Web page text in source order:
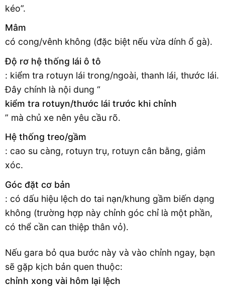
kéo”.
Mâm
có cong/vênh không (đặc biệt nếu vừa dính ổ gà).
Độ rơ hệ thống lái ô tô
: kiểm tra rotuyn lái trong/ngoài, thanh lái, thước lái.
Đây chính là nội dung “
kiểm tra rotuyn/thước lái trước khi chỉnh
” mà chủ xe nên yêu cầu rõ.
Hệ thống treo/gầm
: cao su càng, rotuyn trụ, rotuyn cân bằng, giảm
xóc.
Góc đặt cơ bản
: có dấu hiệu lệch do tai nạn/khung gầm biến dạng
không (trường hợp này chỉnh góc chỉ là một phần,
có thể cần can thiệp thân vỏ).
Nếu gara bỏ qua bước này và vào chỉnh ngay, bạn
sẽ gặp kịch bản quen thuộc:
chỉnh xong vài hôm lại lệch